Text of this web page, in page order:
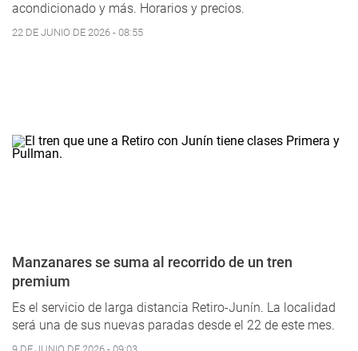
acondicionado y más. Horarios y precios.
22 DE JUNIO DE 2026 - 08:55
Manzanares se suma al recorrido de un tren
premium
Es el servicio de larga distancia Retiro-Junín. La localidad
será una de sus nuevas paradas desde el 22 de este mes.